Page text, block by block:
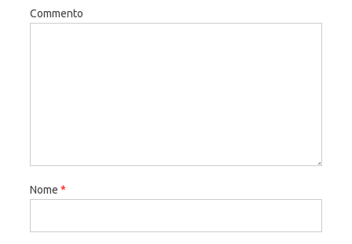
Commento
Nome *